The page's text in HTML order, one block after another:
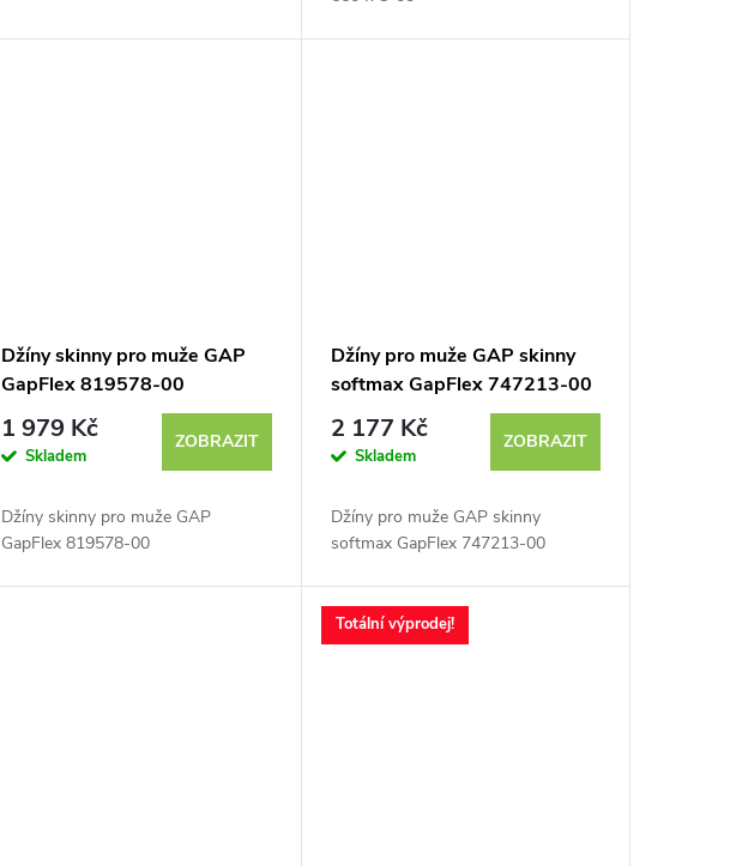
Džíny skinny pro muže GAP
GapFlex 819578-00
1 979 Kč
Skladem
ZOBRAZIT
Džíny skinny pro muže GAP
GapFlex 819578-00
Džíny pro muže GAP skinny
softmax GapFlex 747213-00
2 177 Kč
Skladem
ZOBRAZIT
Džíny pro muže GAP skinny
softmax GapFlex 747213-00
Totální výprodej!